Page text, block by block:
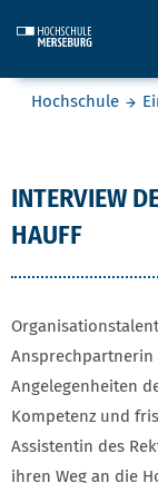
Sie befinden sich
Hochschule
INTERVIEW
HAUFF
Angelegenheiten
Kompetenz und
Assistentin des
ihren Weg an die